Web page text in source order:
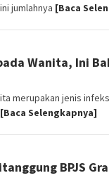
jumlahnya [Baca
Wanita, Ini
merupakan jenis
[Baca Selengkapnya]
BPJS